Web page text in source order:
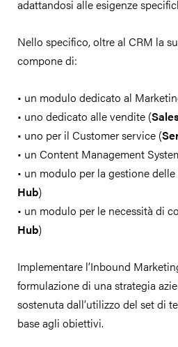
adattandosi alle esigenze
Nello specifico, oltre al CRM la
compone di:
• un modulo dedicato al
• uno dedicato alle vendite (
• uno per il Customer service (
• un Content Management
• un modulo per la gestione
Hub)
• un modulo per le necessità di
Hub)
Implementare l’Inbound
formulazione di una strategia
sostenuta dall’utilizzo del set di
base agli obiettivi.